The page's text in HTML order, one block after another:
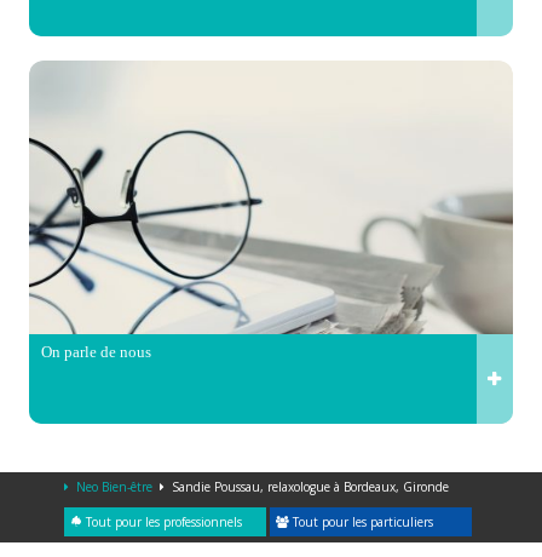
On parle de nous
Neo Bien-être Sandie Poussau, relaxologue à Bordeaux, Gironde
Tout pour les professionnels Tout pour les particuliers